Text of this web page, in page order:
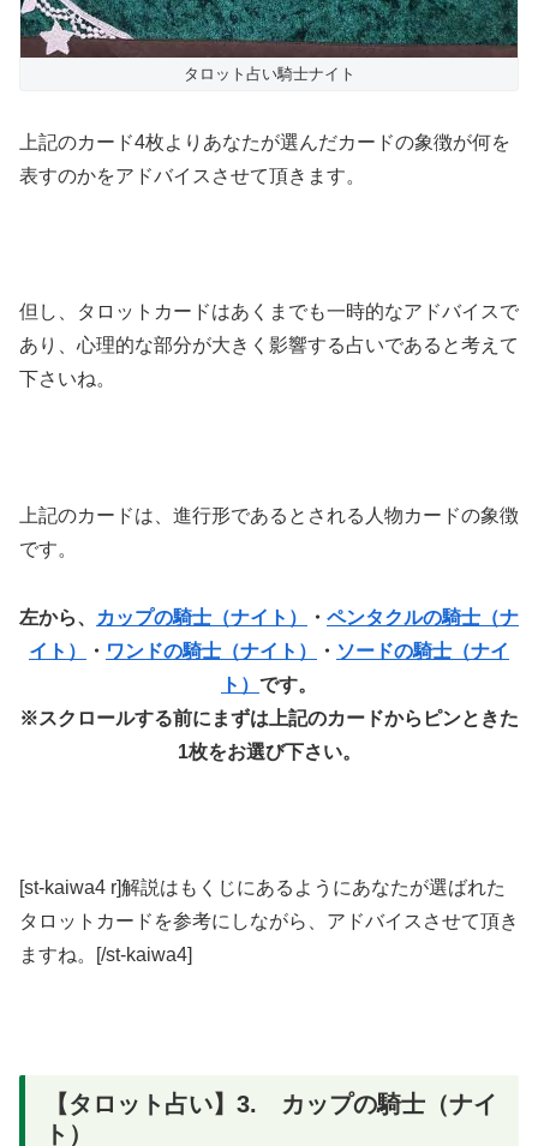
タロット占い騎士ナイト
上記のカード4枚よりあなたが選んだカードの象徴が何を
表すのかをアドバイスさせて頂きます。
但し、タロットカードはあくまでも一時的なアドバイスで
あり、心理的な部分が大きく影響する占いであると考えて
下さいね。
上記のカードは、進行形であるとされる人物カードの象徴
です。
左から、 カップの騎士（ナイト） ・ ペンタクルの騎士（ナ
イト）
・ ワンドの騎士（ナイト） ・ ソードの騎士（ナイ
ト） です。
※スクロールする前にまずは上記のカードからピンときた
1枚をお選び下さい。
[st-kaiwa4 r]解説はもくじにあるようにあなたが選ばれた
タロットカードを参考にしながら、アドバイスさせて頂き
ますね。[/st-kaiwa4]
【タロット占い】3. カップの騎士（ナイ
ト）